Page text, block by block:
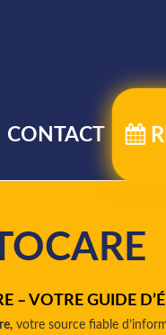
CONTACT
– VOTRE GUIDE
votre source fiable